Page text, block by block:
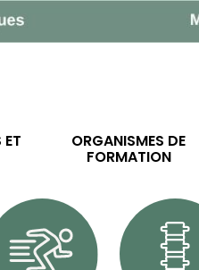
ET ORGANISMES DE
FORMATION